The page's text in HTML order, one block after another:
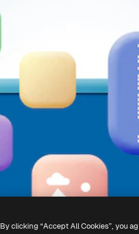
By clicking “Accept All Cookies”, you